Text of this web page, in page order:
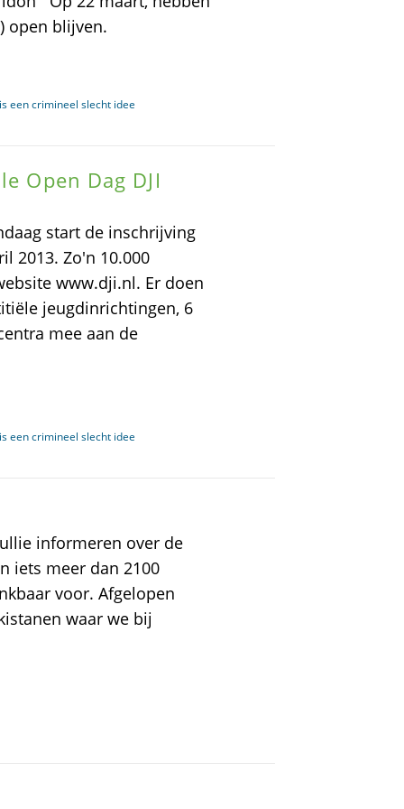
open blijven.
een crimineel slecht idee
Open Dag DJI
start de inschrijving
2013. Zo'n 10.000
www.dji.nl. Er doen
jeugdinrichtingen, 6
mee aan de
een crimineel slecht idee
informeren over de
iets meer dan 2100
voor. Afgelopen
waar we bij